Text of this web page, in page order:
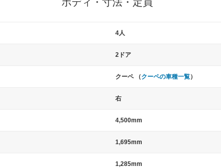
4人
2ドア
クーペ （クーペの車種一覧）
右
4,500mm
1,695mm
1,285mm